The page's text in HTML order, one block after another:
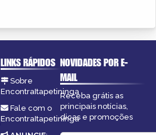
LINKS RÁPIDOS
Sobre
EncontraItapetininga
Fale com o
EncontraItapetininga
NOVIDADES POR E-
MAIL
Receba grátis as
principais notícias,
dicas e promoções